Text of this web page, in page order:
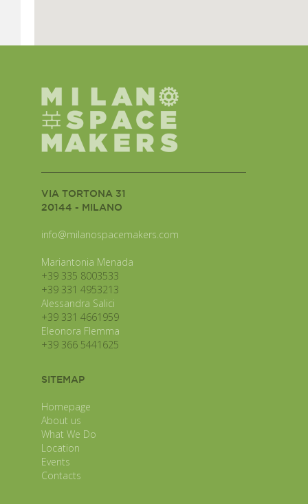
VIA TORTONA 31
20144 - MILANO
info@milanospacemakers.com
Mariantonia Menada
+39 335 8003533
+39 331 4953213
Alessandra Salici
+39 331 4661959
Eleonora Flemma
+39 366 5441625
SITEMAP
Homepage
About us
What We Do
Location
Events
Contacts